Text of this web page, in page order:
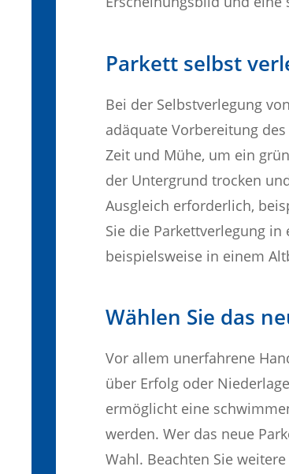
Parkett selbst
Bei der Selbstverlegung
adäquate Vorbereitung
Zeit und Mühe, um ein
der Untergrund trocken
Ausgleich erforderlich,
Sie die Parkettverlegung
beispielsweise in einem
Wählen Sie das
Vor allem unerfahrene
über Erfolg oder
ermöglicht eine
werden. Wer das neue
Wahl. Beachten Sie